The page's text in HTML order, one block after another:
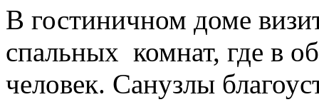
В гостиничном доме
спальных комнат, где в
человек. Санузлы